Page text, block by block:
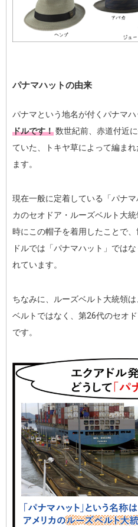
パナマハットの由来
パナマという地名が付くパナマハ
ドルです！数世紀前、赤道付近
ていた、トキヤ草によって編ま
ます。
現在一般に定着している「パナ
カのセオドア・ルーズベルト大
時にこの帽子を着用したことで
ドルでは「パナマハット」では
れています。
ちなみに、ルーズベルト大統領
ベルトではなく、第26代のセオ
です。